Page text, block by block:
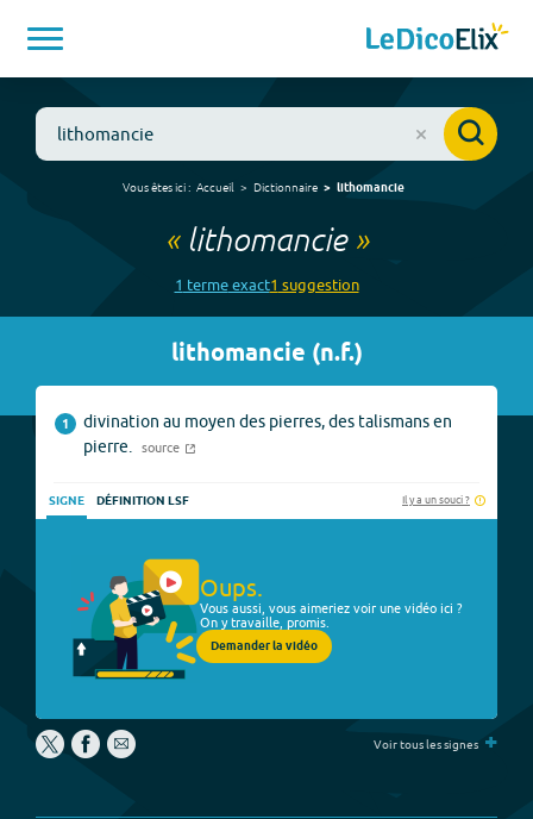
Vous êtes ici : Accueil Dictionnaire lithomancie
« lithomancie»
1 termeexact1 suggestion
lithomancie (n.f.)
1
divination au moyen des pierres, des talismans en
pierre.
source
SIGNE DÉFINITION LSF Il y a un souci ?
Oups.
Vous aussi, vous aimeriez voir une vidéo ici ?
On y travaille, promis.
Demander la vidéo
Voir tous les signes +